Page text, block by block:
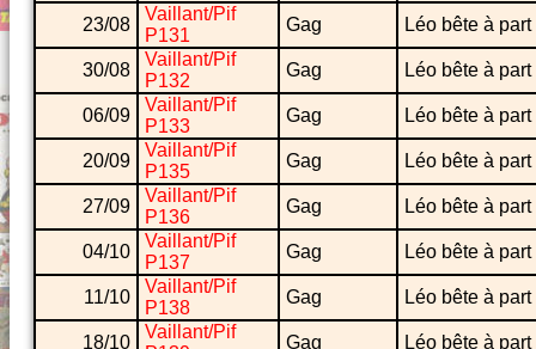
23/08
Vaillant/Pif
P131
Gag Léo bête à part
30/08
Vaillant/Pif
P132
Gag Léo bête à part
06/09
Vaillant/Pif
P133
Gag Léo bête à part
20/09
Vaillant/Pif
P135
Gag Léo bête à part
27/09
Vaillant/Pif
P136
Gag Léo bête à part
04/10
Vaillant/Pif
P137
Gag Léo bête à part
11/10
Vaillant/Pif
P138
Gag Léo bête à part
18/10
Vaillant/Pif
Gag Léo bête à part